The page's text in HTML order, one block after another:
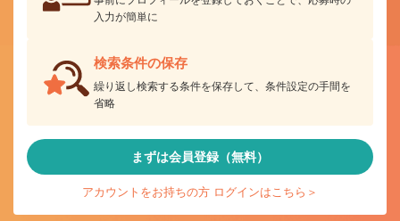
入力が簡単に
検索条件の保存
繰り返し検索する条件を保存して、条件設定の手間を
省略
まずは会員登録（無料）
アカウントをお持ちの方 ログインはこちら＞